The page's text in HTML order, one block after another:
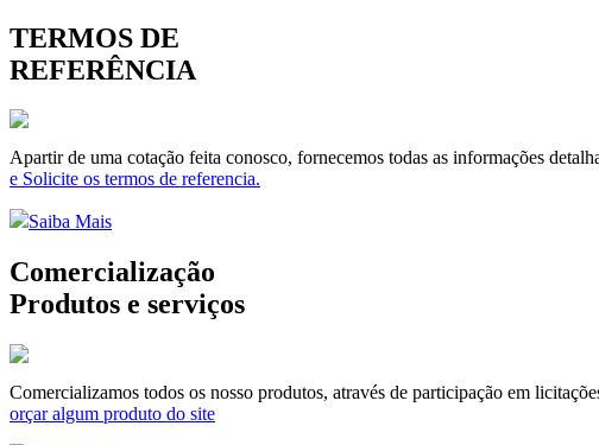
TERMOS DE
REFERÊNCIA
Apartir de uma cotação feita conosco, fornecemos todas as informações
e Solicite os termos de referencia.
Saiba Mais
Comercialização
Produtos e serviços
Comercializamos todos os nosso produtos, através de participação em
orçar algum produto do site